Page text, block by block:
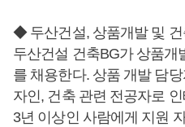
◆ 두산건설, 상품개발 및
두산건설 건축BG가 상품
를 채용한다. 상품 개발 담
자인, 건축 관련 전공자로
3년 이상인 사람에게 지원